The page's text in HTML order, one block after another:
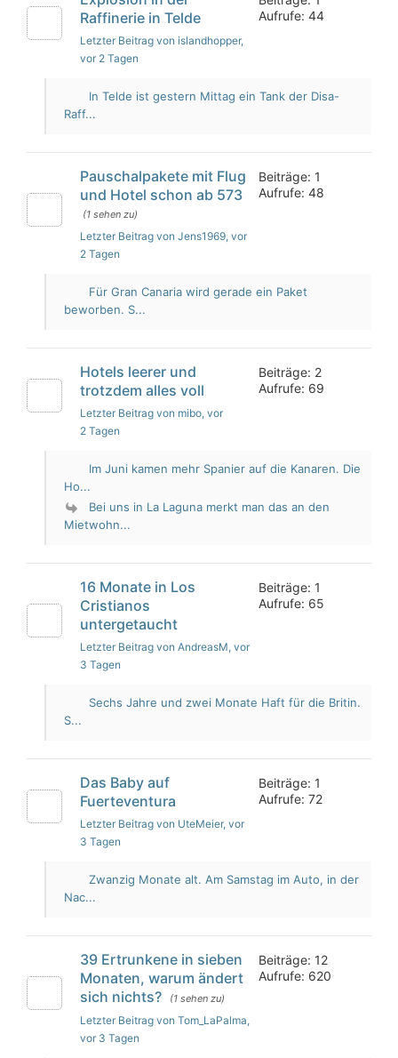
Raffinerie in Telde
Letzter Beitrag von islandhopper,
vor 2 Tagen
Aufrufe: 44
In Telde ist gestern Mittag ein Tank der Disa-
Raff...
Pauschalpakete mit Flug
und Hotel schon ab 573
(1 sehen zu)
Letzter Beitrag von Jens1969, vor
2 Tagen
Beiträge: 1
Aufrufe: 48
Für Gran Canaria wird gerade ein Paket
beworben. S...
Hotels leerer und
trotzdem alles voll
Letzter Beitrag von mibo, vor
2 Tagen
Beiträge: 2
Aufrufe: 69
Im Juni kamen mehr Spanier auf die Kanaren. Die
Ho...
Bei uns in La Laguna merkt man das an den
Mietwohn...
16 Monate in Los
Cristianos
untergetaucht
Letzter Beitrag von AndreasM, vor
3 Tagen
Beiträge: 1
Aufrufe: 65
Sechs Jahre und zwei Monate Haft für die Britin.
S...
Das Baby auf
Fuerteventura
Letzter Beitrag von UteMeier, vor
3 Tagen
Beiträge: 1
Aufrufe: 72
Zwanzig Monate alt. Am Samstag im Auto, in der
Nac...
39 Ertrunkene in sieben
Monaten, warum ändert
sich nichts?
(1 sehen zu)
Letzter Beitrag von Tom_LaPalma,
vor 3 Tagen
Beiträge: 12
Aufrufe: 620